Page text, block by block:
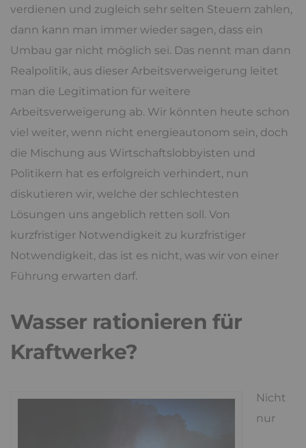
verdienen und zugleich sehr selten Steuern zahlen,
dann kann man immer wieder sagen, dass ein
Umbau gar nicht möglich sei. Das nennt man dann
Realpolitik, aus dieser Arbeitsverweigerung leitet
man die Legitimation für weitere
Arbeitsverweigerung ab. Wir könnten heute schon
viel weiter, wenn nicht energieautonom sein, doch
die Mischung aus Wirtschaftslobbyisten und
Politikern hat es erfolgreich verhindert, nun
diskutieren wir, welche der schlechtesten
Lösungen uns angeblich retten soll. Von
kurzfristiger Notwendigkeit zu kurzfristiger
Notwendigkeit, das ist es nicht, was wir von einer
Führung erwarten darf.
Wasser rationieren für
Kraftwerke?
Nicht
nur